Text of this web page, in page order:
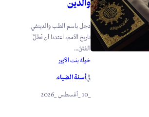
والدين
دجل باسم الطب والدينفي
تاريخ الأمم، اعتدنا أن تُطلَّ
الفتنُ...
خولة بنت الأزور
فيأسنة الضياء.
_10 _أغسطس _2026